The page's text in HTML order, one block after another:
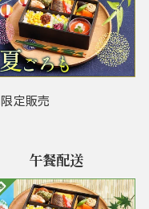
定販売
午餐配送